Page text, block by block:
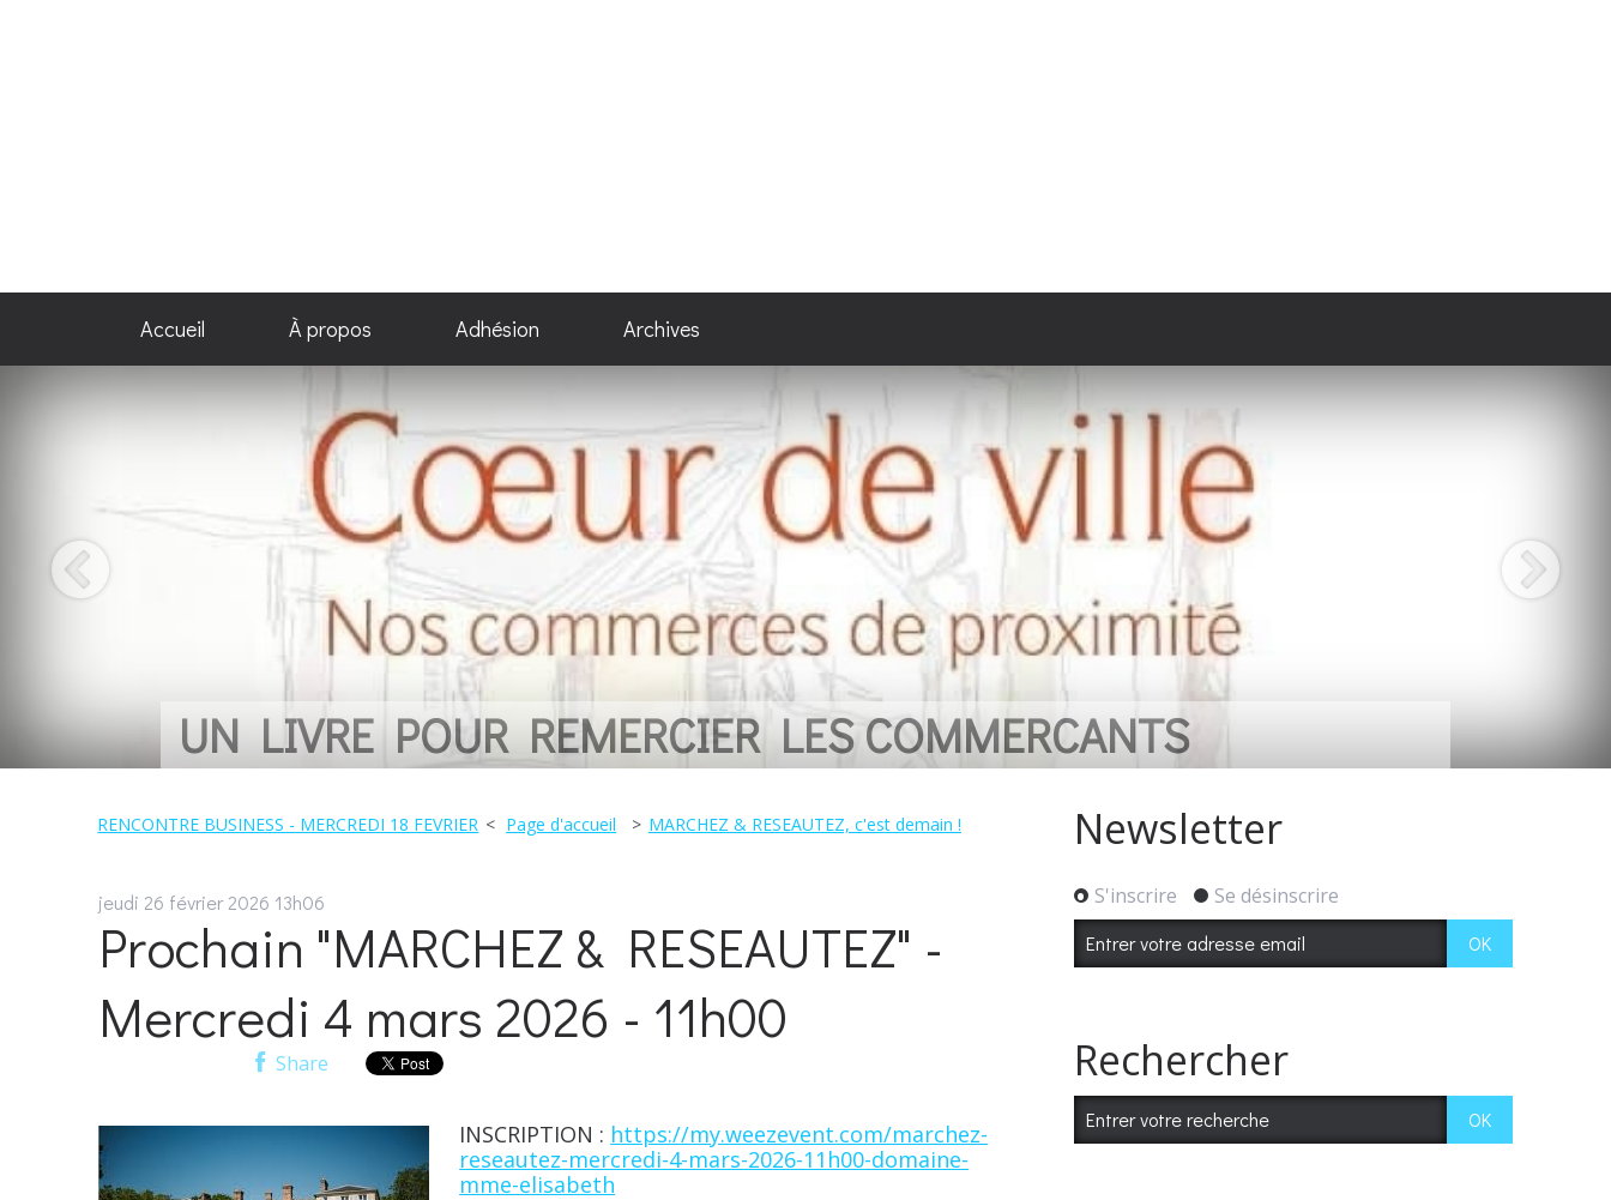
Accueil À propos Adhésion Archives
UN LIVRE POUR REMERCIER LES COMMERCANTS
RENCONTRE BUSINESS - MERCREDI 18 FEVRIER Page d'accueil MARCHEZ & RESEAUTEZ, c'est demain !
jeudi 26 février 2026 13h06
Prochain "MARCHEZ & RESEAUTEZ" -
Mercredi 4 mars 2026 - 11h00
Share
INSCRIPTION : https://my.weezevent.com/marchez-
reseautez-mercredi-4-mars-2026-11h00-domaine-
mme-elisabeth
Newsletter
S'inscrire Se désinscrire
Rechercher